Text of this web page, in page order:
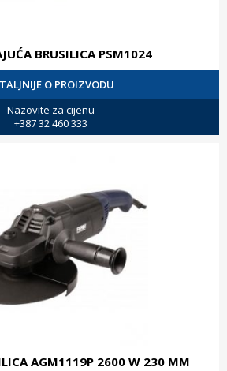
BRUSILICA PSM1024
O PROIZVODU
Nazovite za cijenu
+387 32 460 333
AGM1119P 2600 W 230 MM